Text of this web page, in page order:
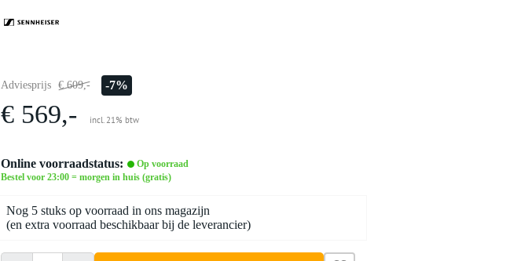
Adviesprijs € 609,- -7%
€ 569,- incl. 21% btw
Online voorraadstatus:
Op voorraad
Bestel voor 23:00 = morgen in huis (gratis)
Nog 5 stuks op voorraad in ons magazijn
(en extra voorraad beschikbaar bij de leverancier)